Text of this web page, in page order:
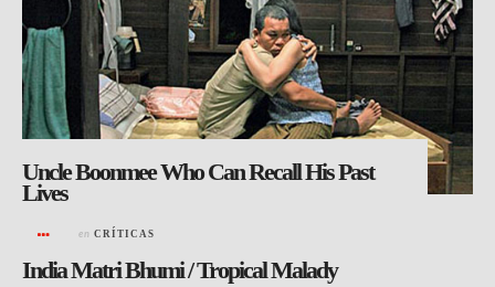
Uncle Boonmee Who Can Recall His Past
Lives
en CRÍTICAS
India Matri Bhumi / Tropical Malady